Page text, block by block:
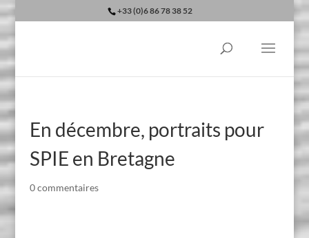
+33 (0)6 86 78 38 52
En décembre, portraits pour
SPIE en Bretagne
0 commentaires